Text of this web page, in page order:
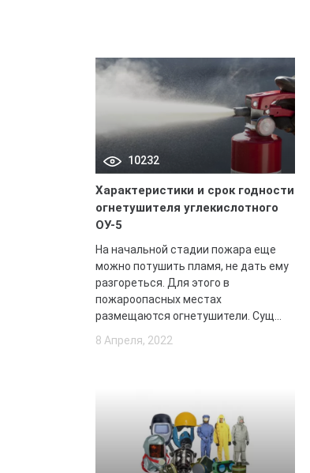
10232
Характеристики и срок годности
огнетушителя углекислотного
ОУ-5
На начальной стадии пожара еще
можно потушить пламя, не дать ему
разгореться. Для этого в
пожароопасных местах
размещаются огнетушители. Сущ...
8 Апреля, 2022